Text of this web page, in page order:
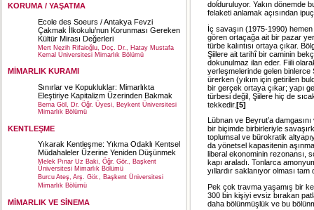
KORUMA / YAŞATMA
Ecole des Soeurs / Antakya Fevzi
Çakmak İlkokulu’nun Korunması Gereken
Kültür Mirası Değerleri
Mert Nezih Rifaioğlu, Doç. Dr., Hatay Mustafa
Kemal Üniversitesi Mimarlık Bölümü
MİMARLIK KURAMI
Sınırlar ve Kopukluklar: Mimarlıkta
Eleştiriye Kapitalizm Üzerinden Bakmak
Berna Göl, Dr. Öğr. Üyesi, Beykent Üniversitesi
Mimarlık Bölümü
KENTLEŞME
Yıkarak Kentleşme: Yıkma Odaklı Kentsel
Müdahaleler Üzerine Yeniden Düşünmek
Melek Pınar Uz Baki, Öğr. Gör., Başkent
Üniversitesi Mimarlık Bölümü
Burcu Ateş, Arş. Gör., Başkent Üniversitesi
Mimarlık Bölümü
MİMARLIK VE SİNEMA
dolduruluyor. Yakın dönemde
felaketi anlamak açısından
İç savaşın (1975-1990)
gören ortaçağa ait bir pazar
türbe kalıntısı ortaya çıkar.
Şiilere ait tarihî bir caminin
dokunulmaz ilan eder. Fiili
yerleşmelerinde gelen binlerce
ürerken (yıkım için getirilen
bir gerçek ortaya çıkar; yapı
türbesi değil, Şiilere hiç de
tekkedir.[5]
Lübnan ve Beyrut’a
bir biçimde birbirleriyle
toplumsal ve bürokratik
da yönetsel kapasitenin
liberal ekonominin rezonansı,
kapı araladı. Tonlarca
yıllardır saklanıyor olması
Pek çok travma yaşamış bir
300 bin kişiyi evsiz bırakan
daha bölünmüşlük ve bu